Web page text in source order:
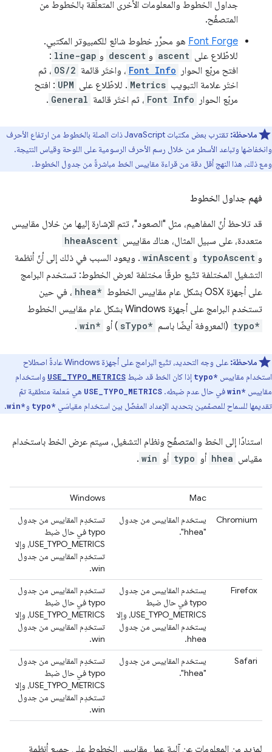
جداول الخطوط والمعلومات الأخرى المتعلّقة بالخطوط من
المتصفّح.
Font Forge هو محرِّر خطوط شائع للكمبيوتر المكتبي.
للاطّلاع على ascent و descent و line-gap
:
افتح مربّع الحوار
Font Info ، واختَر قائمة OS/2 ، ثم
اختَر علامة التبويب Metrics . للاطّلاع على UPM : افتح
مربّع الحوار
Font Info ، ثم اختَر قائمة General
.
ملاحظة:
تقترب بعض مكتبات JavaScript ذات الصلة بالخطوط من ارتفاع الأحرف
وانخفاضها وتباعد الأسطر من خلال رسم الأحرف الرسومية على اللوحة وقياس النتيجة.
ومع ذلك، هذا النهج أقل دقة من قراءة مقاييس الخط مباشرةً من جدول الخطوط.
فهم جداول الخطوط
قد تلاحظ أنّ المفاهيم، مثل "الصعود"، تتم الإشارة إليها من خلال مقاييس
متعددة، على سبيل المثال، هناك مقاييس hheaAscent
و typoAscent و winAscent . ويعود السبب في ذلك إلى أنّ أنظمة
التشغيل المختلفة تتّبع طرقًا مختلفة لعرض الخطوط: تستخدم البرامج
على أجهزة OSX بشكل عام مقاييس الخطوط
hhea* ، في حين
تستخدم البرامج على أجهزة Windows بشكل عام مقاييس الخطوط
typo* (المعروفة أيضًا باسم sTypo* ) أو win*
.
ملاحظة:
على وجه التحديد، تتّبع البرامج على أجهزة Windows عادةً اصطلاح
استخدام مقاييس typo* إذا كان الخط قد ضبط USE_TYPO_METRICS واستخدام
مقاييس win*في حال عدم ضبطه. USE_TYPO_METRICS هي مَعلمة منطقية تمّ
تقديمها للسماح للمصمّمين بتحديد الإعداد المفضّل بين استخدام مقياسَي typo* وwin*
.
استنادًا إلى الخط والمتصفّح ونظام التشغيل، سيتم عرض الخط باستخدام
مقياس hhea أو typo أو win
.
Mac
Windows
Chromium
يستخدم المقاييس من جدول
"hhea".
تستخدِم المقاييس من جدول
typo في حال ضبط
USE_TYPO_METRICS، وإلا
تستخدِم المقاييس من جدول
win.
Firefox
يستخدم المقاييس من جدول
typo في حال ضبط
USE_TYPO_METRICS، وإلا
يستخدم المقاييس من جدول
hhea.
تستخدِم المقاييس من جدول
typo في حال ضبط
USE_TYPO_METRICS، وإلا
تستخدِم المقاييس من جدول
win.
Safari
يستخدم المقاييس من جدول
"hhea".
تستخدِم المقاييس من جدول
typo في حال ضبط
USE_TYPO_METRICS، وإلا
تستخدِم المقاييس من جدول
win.
لمزيد من المعلومات عن آلية عمل مقاييس الخطوط على جميع أنظمة